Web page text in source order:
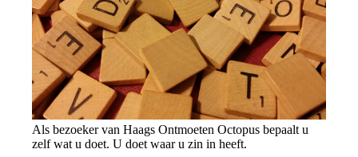
Als bezoeker van Haags Ontmoeten Octopus bepaalt u
zelf wat u doet. U doet waar u zin in heeft.